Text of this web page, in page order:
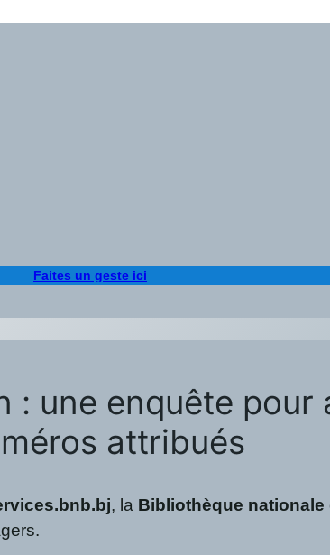
Faites un geste ici
: une enquête pour
attribués
, la Bibliothèque nationale